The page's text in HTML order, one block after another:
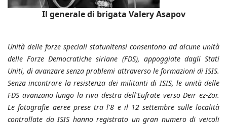
Il generale di brigata Valery Asapov
Unità delle forze speciali statunitensi consentono ad alcune unità
delle Forze Democratiche siriane (FDS), appoggiate dagli Stati
Uniti, di avanzare senza problemi attraverso le formazioni di ISIS.
Senza incontrare la resistenza dei militanti di ISIS, le unità delle
FDS avanzano lungo la riva destra dell'Eufrate verso Deir ez-Zor.
Le fotografie aeree prese tra l'8 e il 12 settembre sulle località
controllate da ISIS hanno registrato un gran numero di veicoli